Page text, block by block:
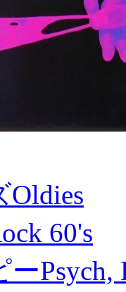
Oldies
60's
ーPsych,